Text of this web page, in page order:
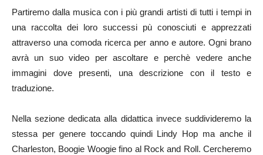
Partiremo dalla musica con i più grandi artisti di tutti i tempi in
una raccolta dei loro successi pù conosciuti e apprezzati
attraverso una comoda ricerca per anno e autore. Ogni brano
avrà un suo video per ascoltare e perchè vedere anche
immagini dove presenti, una descrizione con il testo e
traduzione.
Nella sezione dedicata alla didattica invece suddivideremo la
stessa per genere toccando quindi Lindy Hop ma anche il
Charleston, Boogie Woogie fino al Rock and Roll. Cercheremo